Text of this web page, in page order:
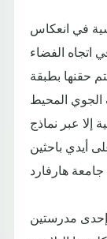
في انعكاس
اتجاه الفضاء
حقنها بطبقة
الجوي المحيط
إلا عبر نماذج
أيدي باحثين
إحدى مدرستين